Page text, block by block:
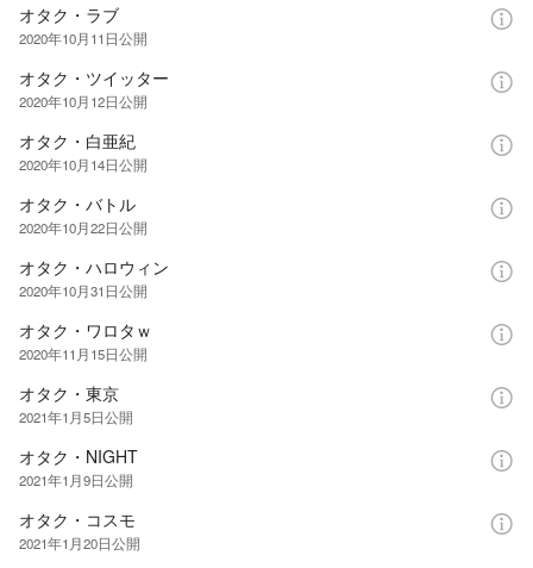
オタク・ラブ
2020年10月11日公開
オタク・ツイッター
2020年10月12日公開
オタク・白亜紀
2020年10月14日公開
オタク・バトル
2020年10月22日公開
オタク・ハロウィン
2020年10月31日公開
オタク・ワロタｗ
2020年11月15日公開
オタク・東京
2021年1月5日公開
オタク・NIGHT
2021年1月9日公開
オタク・コスモ
2021年1月20日公開